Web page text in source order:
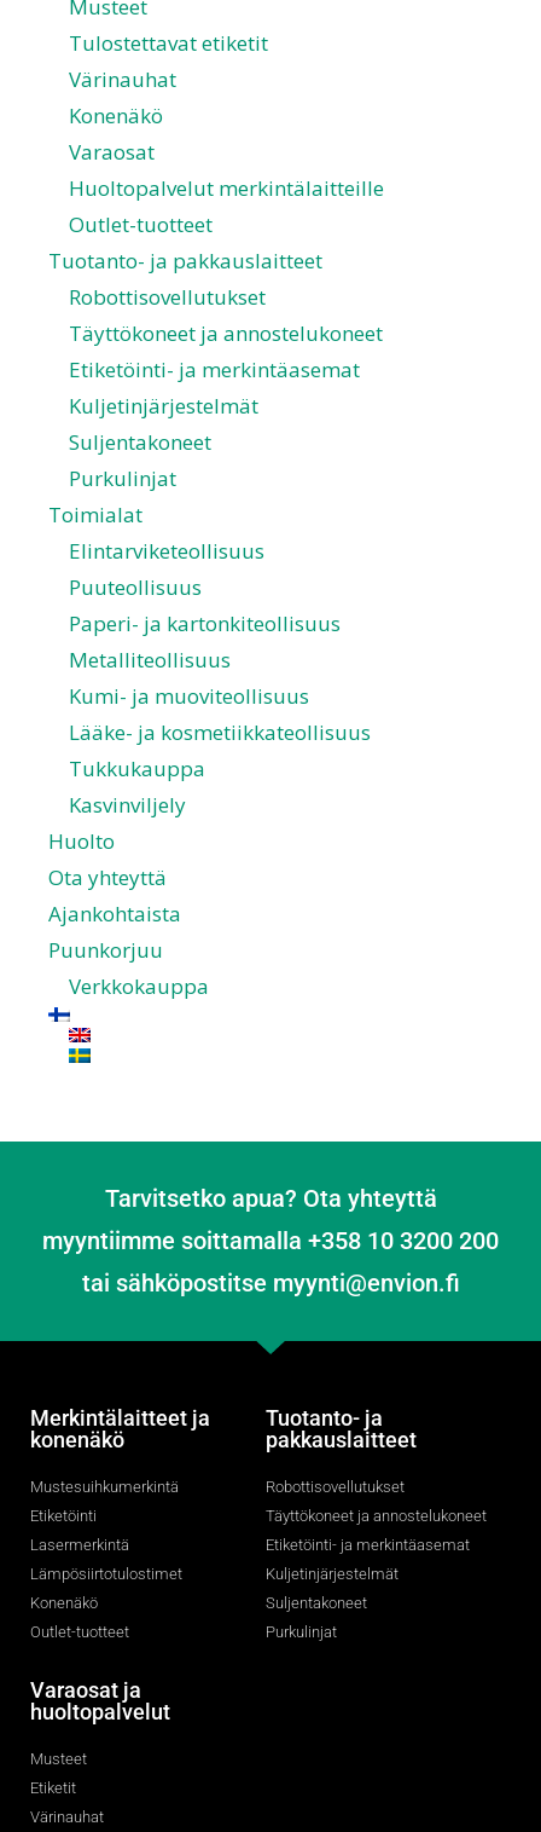
Musteet
Tulostettavat etiketit
Värinauhat
Konenäkö
Varaosat
Huoltopalvelut merkintälaitteille
Outlet-tuotteet
Tuotanto- ja pakkauslaitteet
Robottisovellutukset
Täyttökoneet ja annostelukoneet
Etiketöinti- ja merkintäasemat
Kuljetinjärjestelmät
Suljentakoneet
Purkulinjat
Toimialat
Elintarviketeollisuus
Puuteollisuus
Paperi- ja kartonkiteollisuus
Metalliteollisuus
Kumi- ja muoviteollisuus
Lääke- ja kosmetiikkateollisuus
Tukkukauppa
Kasvinviljely
Huolto
Ota yhteyttä
Ajankohtaista
Puunkorjuu
Verkkokauppa
Tarvitsetko apua? Ota yhteyttä
myyntiimme soittamalla +358 10 3200 200
tai sähköpostitse myynti@envion.fi
Merkintälaitteet ja
konenäkö
Mustesuihkumerkintä
Etiketöinti
Lasermerkintä
Lämpösiirtotulostimet
Konenäkö
Outlet-tuotteet
Tuotanto- ja
pakkauslaitteet
Robottisovellutukset
Täyttökoneet ja annostelukoneet
Etiketöinti- ja merkintäasemat
Kuljetinjärjestelmät
Suljentakoneet
Purkulinjat
Varaosat ja
huoltopalvelut
Musteet
Etiketit
Värinauhat